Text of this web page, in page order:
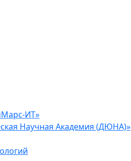
ИТ»
Научная Академия (ДЮНА)»